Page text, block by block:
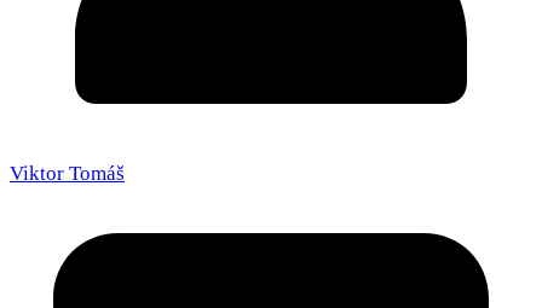
Viktor Tomáš